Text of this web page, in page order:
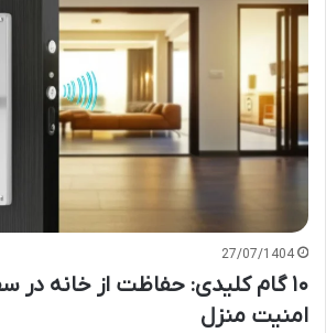
27/07/1404
۱۰ گام کلیدی: حفاظت از خانه در
امنیت منزل